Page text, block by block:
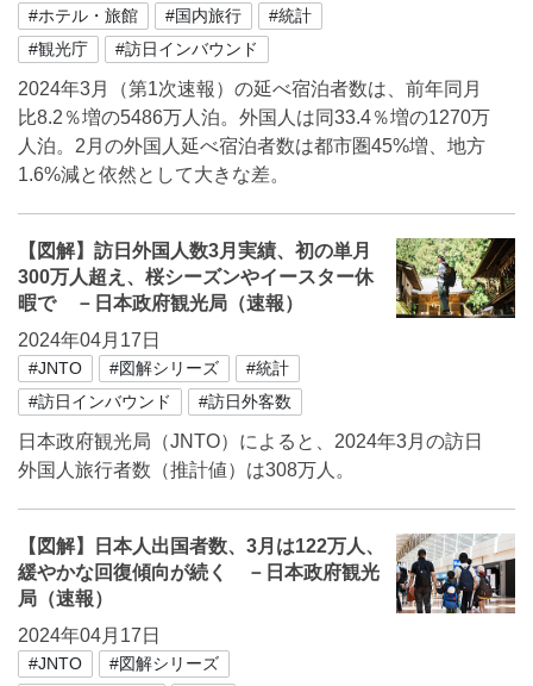
#ホテル・旅館 #国内旅行
#統計
#観光庁
#訪日インバウンド
2024年3月（第1次速報）の延べ宿泊者数は、前年同月
比8.2％増の5486万人泊。外国人は同33.4％増の1270万
人泊。2月の外国人延べ宿泊者数は都市圏45%増、地方
1.6%減と依然として大きな差。
【図解】訪日外国人数3月実績、初の単月
300万人超え、桜シーズンやイースター休
暇で －日本政府観光局（速報）
2024年04月17日
#JNTO #図解シリーズ
#統計
#訪日インバウンド
#訪日外客数
日本政府観光局（JNTO）によると、2024年3月の訪日
外国人旅行者数（推計値）は308万人。
【図解】日本人出国者数、3月は122万人、
緩やかな回復傾向が続く －日本政府観光
局（速報）
2024年04月17日
#JNTO #図解シリーズ